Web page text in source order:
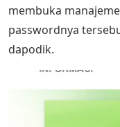
membuka
passwordnya
dapodik.